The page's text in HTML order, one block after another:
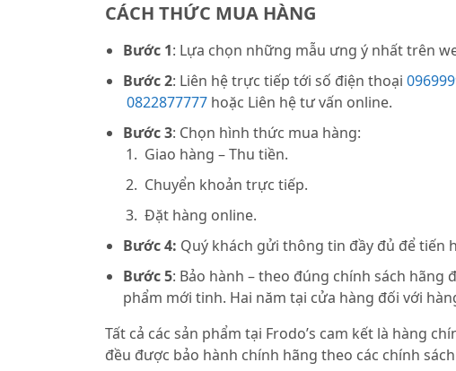
CÁCH THỨC MUA HÀNG
Bước 1: Lựa chọn những mẫu ưng ý nhất trên
Bước 2: Liên hệ trực tiếp tới số điện thoại
0822877777 hoặc Liên hệ tư vấn online.
Bước 3: Chọn hình thức mua hàng:
Giao hàng – Thu tiền.
Chuyển khoản trực tiếp.
Đặt hàng online.
Bước 4: Quý khách gửi thông tin đầy đủ để tiến
Bước 5: Bảo hành – theo đúng chính sách hãng
phẩm mới tinh. Hai năm tại cửa hàng đối với
Tất cả các sản phẩm tại Frodo’s cam kết là hàng
đều được bảo hành chính hãng theo các chính